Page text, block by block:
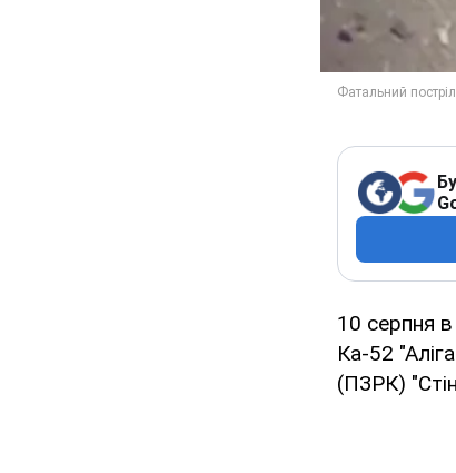
10 серпня в
Ка-52
(ПЗРК)